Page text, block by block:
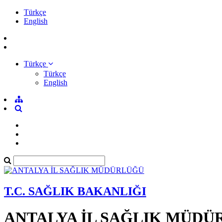
Türkçe
English
Türkçe
Türkçe
English
T.C. SAĞLIK BAKANLIĞI
ANTALYA İL SAĞLIK